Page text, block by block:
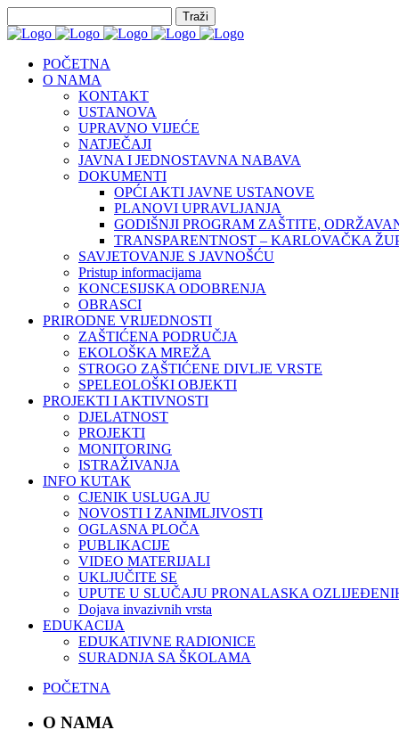
POČETNA
O NAMA
KONTAKT
USTANOVA
UPRAVNO VIJEĆE
NATJEČAJI
JAVNA I JEDNOSTAVNA NABAVA
DOKUMENTI
OPĆI AKTI JAVNE USTANOVE
PLANOVI UPRAVLJANJA
GODIŠNJI PROGRAM ZAŠTITE,
TRANSPARENTNOST – KARLOVAČKA
SAVJETOVANJE S JAVNOŠĆU
Pristup informacijama
KONCESIJSKA ODOBRENJA
OBRASCI
PRIRODNE VRIJEDNOSTI
ZAŠTIĆENA PODRUČJA
EKOLOŠKA MREŽA
STROGO ZAŠTIĆENE DIVLJE VRSTE
SPELEOLOŠKI OBJEKTI
PROJEKTI I AKTIVNOSTI
DJELATNOST
PROJEKTI
MONITORING
ISTRAŽIVANJA
INFO KUTAK
CJENIK USLUGA JU
NOVOSTI I ZANIMLJIVOSTI
OGLASNA PLOČA
PUBLIKACIJE
VIDEO MATERIJALI
UKLJUČITE SE
UPUTE U SLUČAJU PRONALASKA
Dojava invazivnih vrsta
EDUKACIJA
EDUKATIVNE RADIONICE
SURADNJA SA ŠKOLAMA
POČETNA
O NAMA